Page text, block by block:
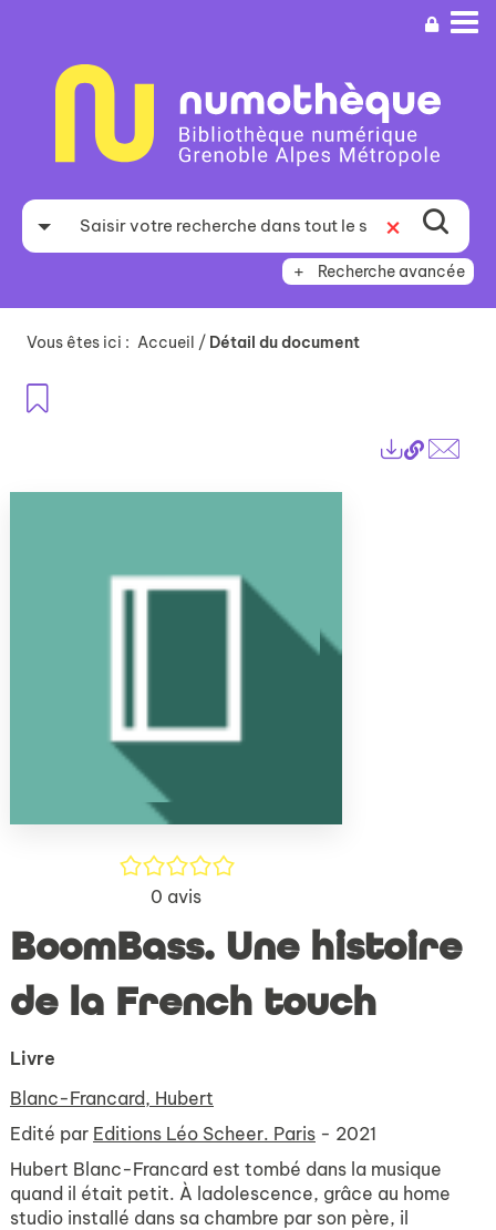
recherche
Recherche avancée
Vous êtes ici : Accueil / Détail du document
Lien
/5
0 avis
BoomBass. Une histoire
de la French touch
Livre
Blanc-Francard, Hubert
Edité par Editions Léo Scheer. Paris - 2021
Hubert Blanc-Francard est tombé dans la musique
quand il était petit. À ladolescence, grâce au home
studio installé dans sa chambre par son père, il